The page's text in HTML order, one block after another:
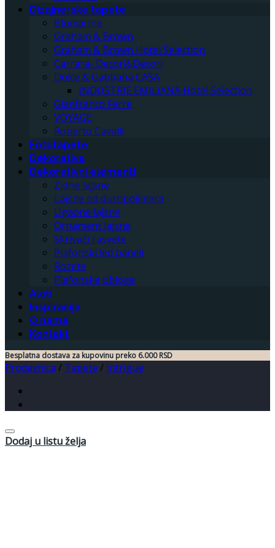
Dizajnerske tapete
Blumarine
Graham & Brown
Graham & Brown Hotel Selection
Carrara- Decori&Decori
Dolce & Gabbana CASA
INDUSTRIE EMILIANA Hotel Selection
Gianfranco Ferre
VOYAGE
Roberto Cavalli
Fototapete
Dekorativa
Dekorativni elementi
Zidne lajsne
Lajsne od duropolimera
Ugaone lajsne
Ornament lajsne
Skrivači rasvete
Plafonski led paneli
Rozete
Plafonske obloge
Alati
Inspiracija
O nama
Kontakt
Besplatna dostava za kupovinu preko 6.000 RSD
Prodavnica / Tapete / Intrigue
Dodaj u listu želja